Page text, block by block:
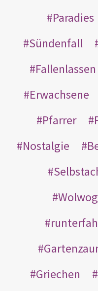
Paradies
Sündenfall
Fallenlassen
Erwachsene
Pfarrer
Nostalgie
Griechen